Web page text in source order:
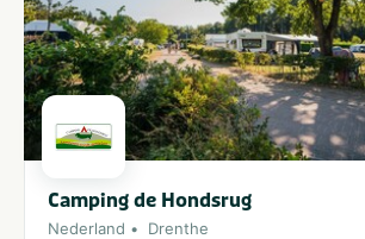
Camping de Hondsrug
Nederland Drenthe